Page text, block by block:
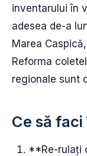
inventarului în
adesea de-a
Marea
Reforma
regionale sunt
Ce să
**Re-rulați